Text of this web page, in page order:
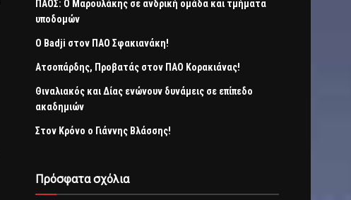
ΠΑΟΣ: Ο Μαρουλάκης σε ανδρική ομάδα και τμήματα
υποδομών
Ο Badji στον ΠΑΟ Σφακιανάκη!
Ατσοπάρδης, Προβατάς στον ΠΑΟ Κορακιάνας!
Θιναλιακός και Δίας ενώνουν δυνάμεις σε επίπεδο
ακαδημιών
Στον Κρόνο ο Γιάννης Βλάσσης!
Πρόσφατα σχόλια